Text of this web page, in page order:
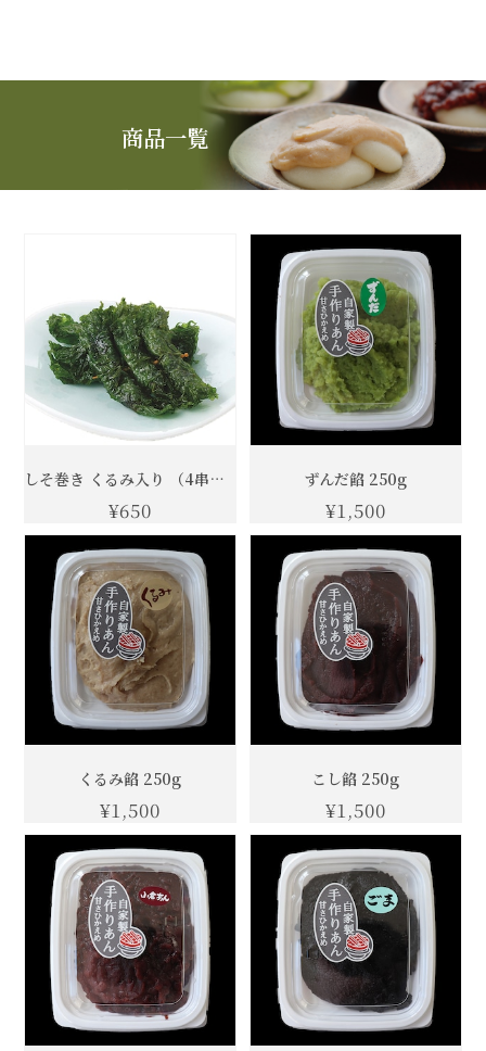
商品一覧
しそ巻き くるみ入り （4串入り）1パック
¥650
ずんだ餡 250g
¥1,500
くるみ餡 250g
¥1,500
こし餡 250g
¥1,500